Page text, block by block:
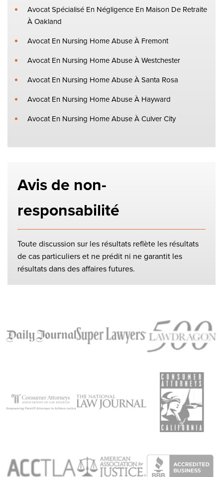
Avocat Spécialisé En Négligence En Maison De Retraite
À Oakland
Avocat En Nursing Home Abuse À Fremont
Avocat En Nursing Home Abuse À Westchester
Avocat En Nursing Home Abuse À Santa Rosa
Avocat En Nursing Home Abuse À Hayward
Avocat En Nursing Home Abuse À Culver City
Avis de non-
responsabilité
Toute discussion sur les résultats reflète les résultats
de cas particuliers et ne prédit ni ne garantit les
résultats dans des affaires futures.